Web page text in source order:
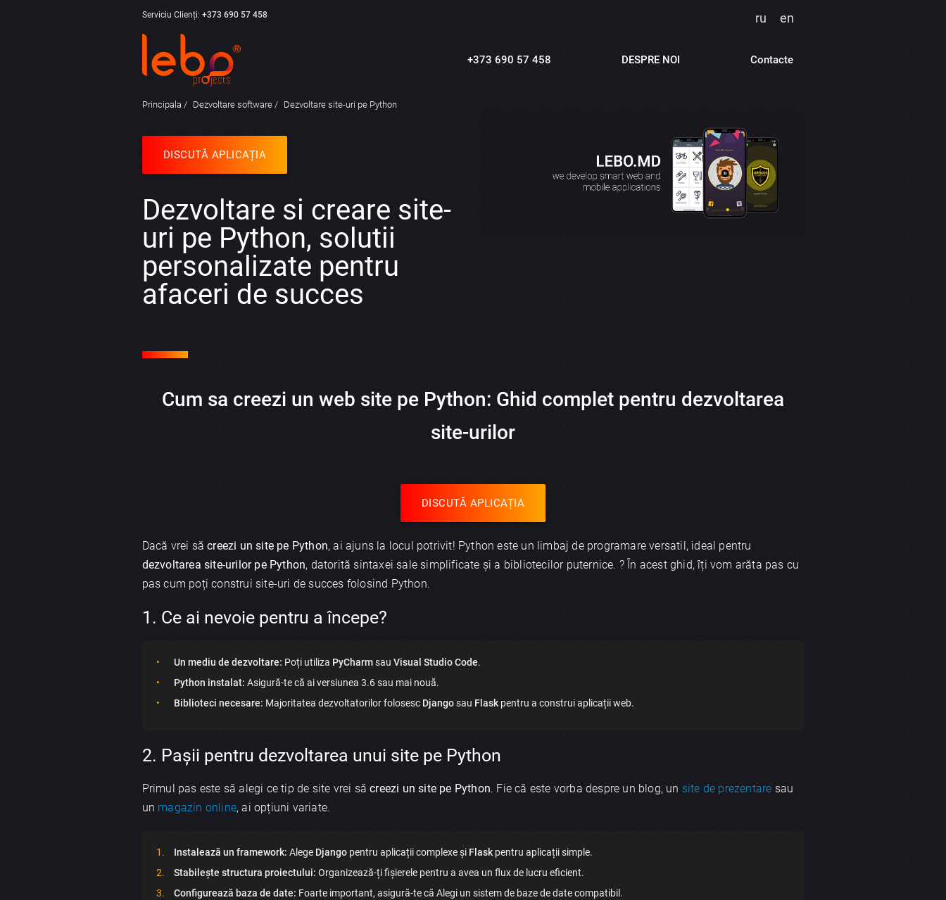
Serviciu Clienți: +373 690 57 458 ru en
+373 690 57 458 DESPRE NOI Contacte
Principala Dezvoltare software Dezvoltare site-uri pe Python
DISCUTĂ APLICAȚIA
Dezvoltare si creare site-
uri pe Python, solutii
personalizate pentru
afaceri de succes
Cum sa creezi un web site pe Python: Ghid complet pentru dezvoltarea
site-urilor
DISCUTĂ APLICAȚIA
Dacă vrei săcreezi un site pe Python, ai ajuns la locul potrivit! Python este un limbaj de programare versatil, ideal pentru
dezvoltarea site-urilor pe Python, datorită sintaxei sale simplificate și a bibliotecilor puternice. ? În acest ghid, îți vom arăta pas cu
pas cum poți construi site-uri de succes folosind Python.
1. Ce ai nevoie pentru a începe?
Un mediu de dezvoltare: Poți utiliza PyCharmsau Visual Studio Code.
Python instalat: Asigură-te că ai versiunea 3.6 sau mai nouă.
Biblioteci necesare: Majoritatea dezvoltatorilor folosesc Djangosau Flaskpentru a construi aplicații web.
2. Pașii pentru dezvoltarea unui site pe Python
Primul pas este să alegi ce tip de site vrei săcreezi un site pe Python. Fie că este vorba despre un blog, un site de prezentare sau
un magazin online, ai opțiuni variate.
Instalează un framework: Alege Djangopentru aplicații complexe și Flaskpentru aplicații simple.
Stabilește structura proiectului: Organizează-ți fișierele pentru a avea un flux de lucru eficient.
Configurează baza de date: Foarte important, asigură-te că Alegi un sistem de baze de date compatibil.